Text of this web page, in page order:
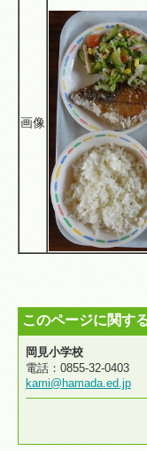
画像
このページに関す
岡見小学校
電話：0855-32-0403
kami@hamada.ed.jp